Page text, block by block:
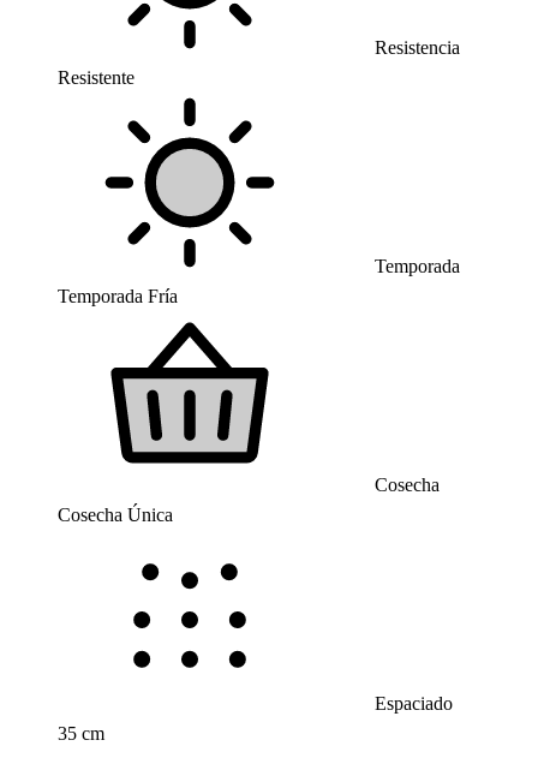
Resistencia
Resistente
Temporada
Temporada Fría
Cosecha
Cosecha Única
Espaciado
35 cm